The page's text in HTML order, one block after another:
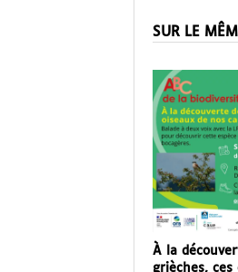
SUR LE
À la
grièches, ces